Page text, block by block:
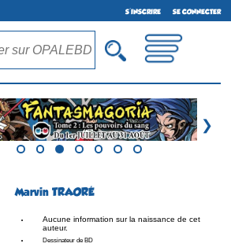
S'INSCRIRE SE CONNECTER
❯
Marvin TRAORÉ
Aucune information sur la naissance de cet
auteur.
Dessinateur de BD